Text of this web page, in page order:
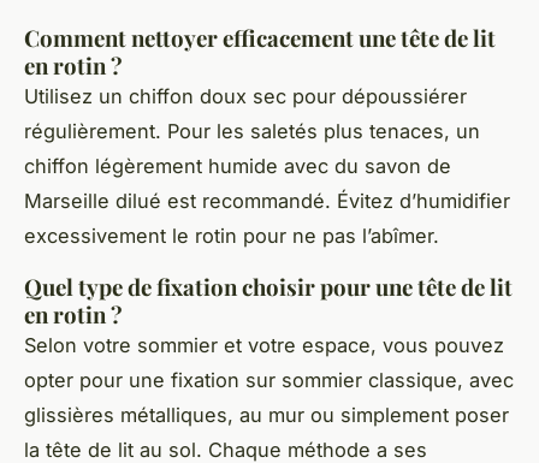
Comment nettoyer efficacement une tête de lit
en rotin ?
Utilisez un chiffon doux sec pour dépoussiérer
régulièrement. Pour les saletés plus tenaces, un
chiffon légèrement humide avec du savon de
Marseille dilué est recommandé. Évitez d’humidifier
excessivement le rotin pour ne pas l’abîmer.
Quel type de fixation choisir pour une tête de lit
en rotin ?
Selon votre sommier et votre espace, vous pouvez
opter pour une fixation sur sommier classique, avec
glissières métalliques, au mur ou simplement poser
la tête de lit au sol. Chaque méthode a ses